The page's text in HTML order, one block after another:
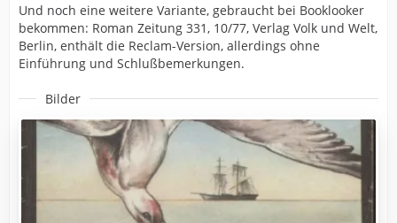
Und noch eine weitere Variante, gebraucht bei Booklooker
bekommen: Roman Zeitung 331, 10/77, Verlag Volk und Welt,
Berlin, enthält die Reclam-Version, allerdings ohne
Einführung und Schlußbemerkungen.
Bilder